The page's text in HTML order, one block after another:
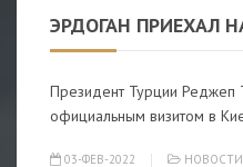
ЭРДОГАН ПРИЕХАЛ
Президент Турции Реджеп
официальным визитом в
03-ФЕВ-2022 НОВОСТИ